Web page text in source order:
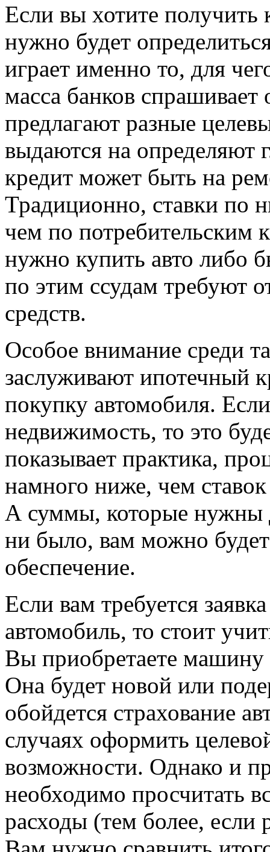
Если вы хотите получить
нужно будет
играет именно то, для
масса банков
предлагают разные
выдаются на определяют
кредит может быть на
Традиционно, ставки по
чем по потребительским
нужно купить авто либо
по этим ссудам требуют
средств.
Особое внимание среди
заслуживают ипотечный
покупку автомобиля.
недвижимость, то это
показывает практика,
намного ниже, чем
А суммы, которые нужны
ни было, вам можно
обеспечение.
Если вам требуется
автомобиль, то стоит
Вы приобретаете машину
Она будет новой или
обойдется страхование
случаях оформить
возможности. Однако и
необходимо просчитать
расходы (тем более, если